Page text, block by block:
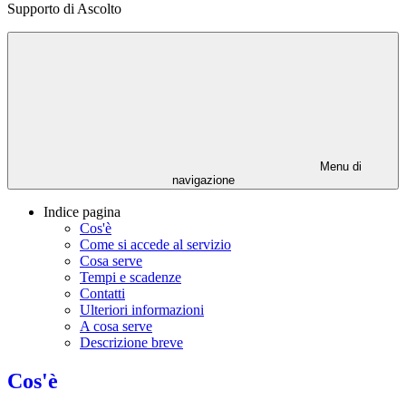
Supporto di Ascolto
Menu di
navigazione
Indice pagina
Cos'è
Come si accede al servizio
Cosa serve
Tempi e scadenze
Contatti
Ulteriori informazioni
A cosa serve
Descrizione breve
Cos'è